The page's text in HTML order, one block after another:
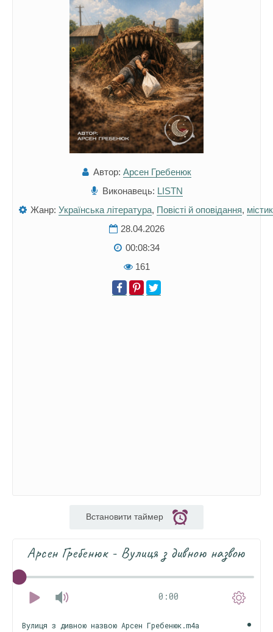
Автор: Арсен Гребенюк
Виконавець: LISTN
Жанр: Українська література, Повісті й оповідання,
28.04.2026
00:08:34
161
Встановити таймер
Арсен Гребенюк - Вулиця з дивною назвою
0:00
Вулиця з дивною назвою Арсен Гребенюк.m4a